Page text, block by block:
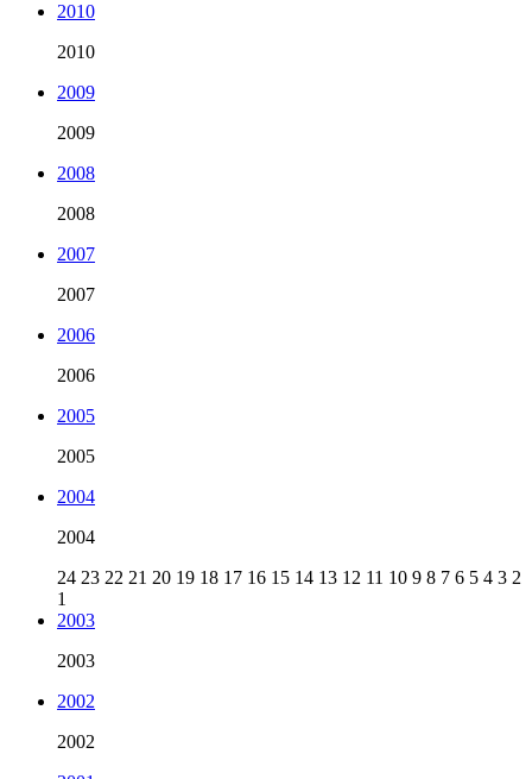
2010
2010
2009
2009
2008
2008
2007
2007
2006
2006
2005
2005
2004
2004
24 23 22 21 20 19 18 17 16 15 14 13 12 11 10 9 8 7 6 5 4 3 2
1
2003
2003
2002
2002